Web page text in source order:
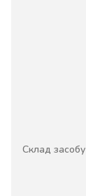
Склад засобу